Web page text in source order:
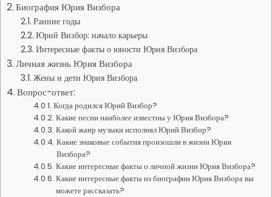
Биография Юрия Визбора
Ранние годы
Юрий Визбор: начало карьеры
Интересные факты о юности Юрия Визбора
Личная жизнь Юрия Визбора
Жены и дети Юрия Визбора
Вопрос-ответ:
Когда родился Юрий Визбор?
Какие песни наиболее известны у Юрия Визбора?
Какой жанр музыки исполнял Юрий Визбор?
Какие знаковые события произошли в жизни Юрия
Визбора?
Какие интересные факты о личной жизни Юрия Визбора?
Какие интересные факты из биографии Юрия Визбора вы
можете рассказать?